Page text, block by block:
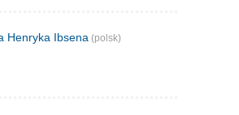
Henryka Ibsena (polsk)